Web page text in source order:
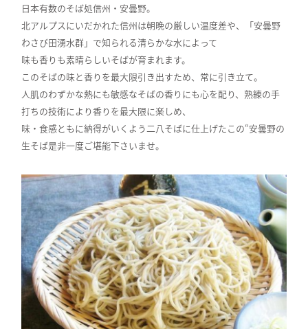
日本有数のそば処信州・安曇野。
北アルプスにいだかれた信州は朝晩の厳しい温度差や、「安曇野
わさび田湧水群」で知られる清らかな水によって
味も香りも素晴らしいそばが育まれます。
このそばの味と香りを最大限引き出すため、常に引き立て。
人肌のわずかな熱にも敏感なそばの香りにも心を配り、熟練の手
打ちの技術により香りを最大限に楽しめ、
味・食感ともに納得がいくよう二八そばに仕上げたこの“安曇野の
生そば是非一度ご堪能下さいませ。